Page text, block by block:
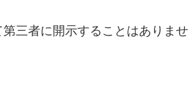
三者に開示することはありませ